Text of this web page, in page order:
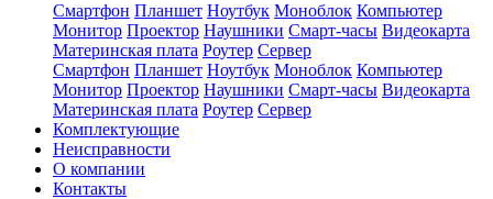
Смартфон Планшет Ноутбук Моноблок Компьютер
Монитор Проектор Наушники Смарт-часы Видеокарта
Материнская плата Роутер Сервер
Смартфон Планшет Ноутбук Моноблок Компьютер
Монитор Проектор Наушники Смарт-часы Видеокарта
Материнская плата Роутер Сервер
Комплектующие
Неисправности
О компании
Контакты